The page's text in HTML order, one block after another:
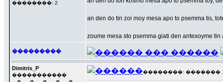
��������: 2
an den do tin zoi moy mesa apo to psemma tis,
zoume mesa sto psemma giati den antexoyme tin
���������
Dimitris_P
�����������
��������: ������� 19